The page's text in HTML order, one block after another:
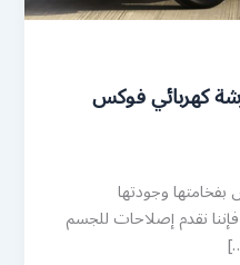
99007366 ورشة كهربائي فوكس
وجودتها
نقدم إصلاحات للجسم